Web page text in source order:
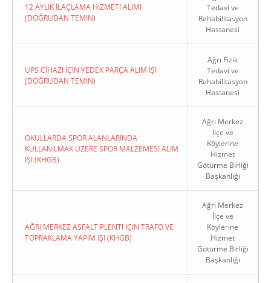
12 AYLIK İLAÇLAMA HİZMETİ ALIMI
(DOĞRUDAN TEMIN)
Tedavi ve
Rehabilitasyon
Hastanesi
UPS CİHAZI İÇİN YEDEK PARÇA ALIM İŞİ
(DOĞRUDAN TEMIN)
Ağrı Fizik
Tedavi ve
Rehabilitasyon
Hastanesi
OKULLARDA SPOR ALANLARINDA
KULLANILMAK ÜZERE SPOR MALZEMESI ALIM
IŞI (KHGB)
Ağrı Merkez
İlçe ve
Köylerine
Hizmet
Götürme Birliği
Başkanlığı
AĞRI MERKEZ ASFALT PLENTI IÇIN TRAFO VE
TOPRAKLAMA YAPIM IŞI (KHGB)
Ağrı Merkez
İlçe ve
Köylerine
Hizmet
Götürme Birliği
Başkanlığı